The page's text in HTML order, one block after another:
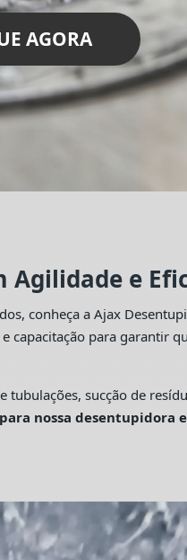
AGORA
Agilidade e
conheça a Ajax
para garantir
sucção de
nossa desentupidora